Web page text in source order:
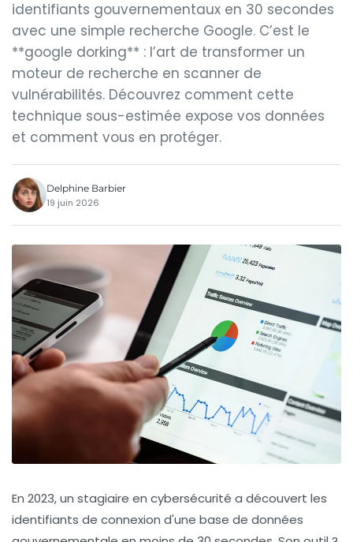
identifiants gouvernementaux en 30 secondes
avec une simple recherche Google. C’est le
**google dorking** : l’art de transformer un
moteur de recherche en scanner de
vulnérabilités. Découvrez comment cette
technique sous-estimée expose vos données
et comment vous en protéger.
Delphine Barbier
19 juin 2026
En 2023, un stagiaire en cybersécurité a découvert les
identifiants de connexion d'une base de données